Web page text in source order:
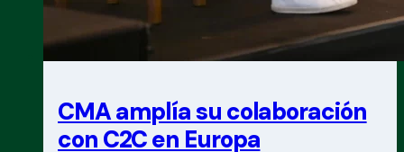
CMA amplía su colaboración
con C2C en Europa